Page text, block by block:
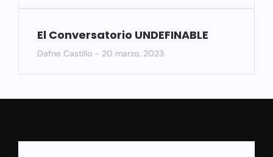
El Conversatorio UNDEFINABLE
Dafne Castillo 20 marzo, 2023